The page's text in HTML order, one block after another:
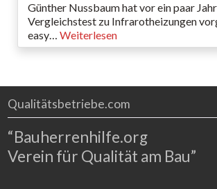
Günther Nussbaum hat vor ein paar
Vergleichstest zu Infrarotheizungen
easy… Weiterlesen
Qualitätsbetriebe.com
“Bauherrenhilfe.org
Verein für Qualität am Bau”